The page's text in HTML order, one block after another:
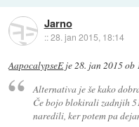
Jarno
::28. jan 2015, 18:14
AapocalypseEje28. jan 2015 ob
Alternativa je še kako
Če bojo blokirali zadnjih
naredili, ker potem pa